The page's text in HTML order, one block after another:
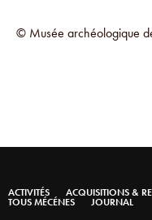
© Musée archéologique
ACTIVITÉS ACQUISITIONS &
TOUS MÉCÉNES JOURNAL